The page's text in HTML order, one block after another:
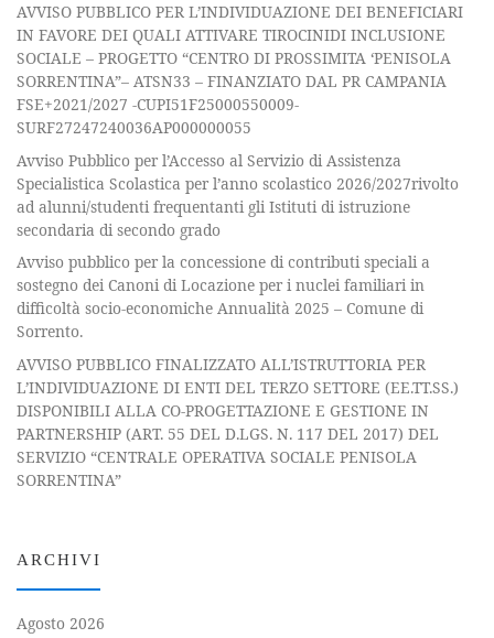
AVVISO PUBBLICO PER L’INDIVIDUAZIONE DEI BENEFICIARI
IN FAVORE DEI QUALI ATTIVARE TIROCINIDI INCLUSIONE
SOCIALE – PROGETTO “CENTRO DI PROSSIMITA ‘PENISOLA
SORRENTINA”– ATSN33 – FINANZIATO DAL PR CAMPANIA
FSE+2021/2027 -CUPI51F25000550009-
SURF27247240036AP000000055
Avviso Pubblico per l’Accesso al Servizio di Assistenza
Specialistica Scolastica per l’anno scolastico 2026/2027rivolto
ad alunni/studenti frequentanti gli Istituti di istruzione
secondaria di secondo grado
Avviso pubblico per la concessione di contributi speciali a
sostegno dei Canoni di Locazione per i nuclei familiari in
difficoltà socio-economiche Annualità 2025 – Comune di
Sorrento.
AVVISO PUBBLICO FINALIZZATO ALL’ISTRUTTORIA PER
L’INDIVIDUAZIONE DI ENTI DEL TERZO SETTORE (EE.TT.SS.)
DISPONIBILI ALLA CO-PROGETTAZIONE E GESTIONE IN
PARTNERSHIP (ART. 55 DEL D.LGS. N. 117 DEL 2017) DEL
SERVIZIO “CENTRALE OPERATIVA SOCIALE PENISOLA
SORRENTINA”
ARCHIVI
Agosto 2026